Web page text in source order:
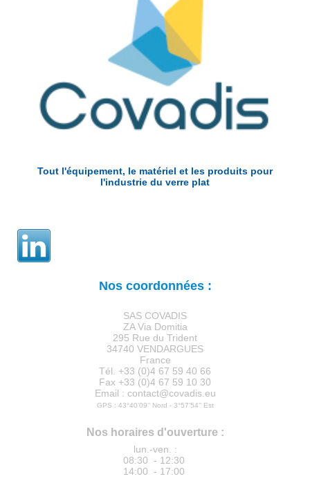
Tout l'équipement, le matériel et les produits pour
l'industrie du verre plat
Nos coordonnées :
SAS COVADIS
ZA Via Domitia
295 Rue du Trident
34740 VENDARGUES
France
Tél. +33 (0)4 67 59 40 66
Fax +33 (0)4 67 59 10 30
Email : contact@covadis.eu
GPS : 43°40’09‘’ Nord - 3°57’54’’ Est
Nos horaires d'ouverture :
lun.-ven. :
08:30 - 12:30
14:00 - 17:00